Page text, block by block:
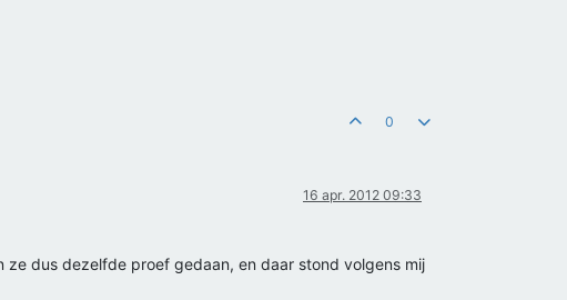
0
16 apr. 2012 09:33
dus dezelfde proef gedaan, en daar stond volgens mij